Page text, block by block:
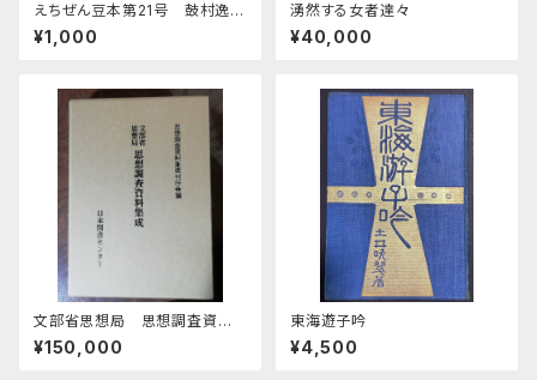
えちぜん豆本第21号 鼓村逸話
集 道は六百八十里
¥1,000
湧然する女者達々
¥40,000
文部省思想局 思想調査資料
集成 全28巻
¥150,000
東海遊子吟
¥4,500